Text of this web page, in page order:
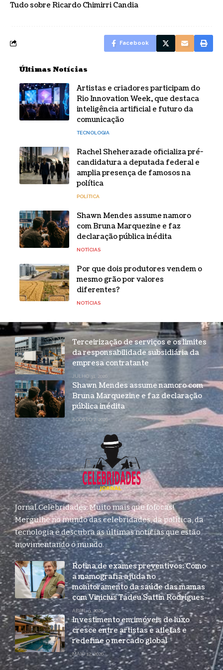
Tudo sobre Ricardo Chimirri Candia
Facebook
Últimas Notícias
Artistas e criadores participam do
Rio Innovation Week, que destaca
inteligência artificial e futuro da
comunicação
TECNOLOGIA
Rachel Sheherazade oficializa pré-
candidatura a deputada federal e
amplia presença de famosos na
política
POLÍTICA
Shawn Mendes assume namoro
com Bruna Marquezine e faz
declaração pública inédita
NOTÍCIAS
Por que dois produtores vendem o
mesmo grão por valores
diferentes?
NOTÍCIAS
Terceirização de serviços e os limites
da responsabilidade subsidiária da
empresa contratante
JULHO 31, 2026
Shawn Mendes assume namoro com
Bruna Marquezine e faz declaração
pública inédita
AGOSTO 7, 2026
Jornal Celebridades: Muito mais que fofocas!
Mergulhe no mundo das celebridades, da política, da
tecnologia e descubra as últimas notícias que estão
movimentando o mundo.
Rotina de exames preventivos: Como
a mamografia ajuda no
monitoramento da saúde das mamas
com Vinicius Tadeu Sattin Rodrigues
ABRIL 9, 2026
Investimento em imóveis de luxo
cresce entre artistas e atletas e
redefine o mercado global
MAIO 12, 2026